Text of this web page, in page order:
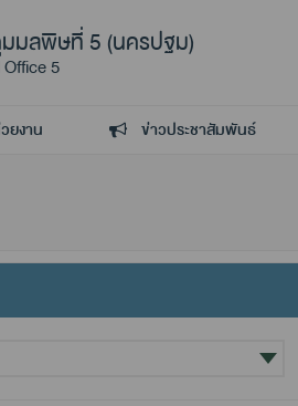
มมลพิษที่ 5 (นครปฐม)
5
ยงาน ข่าวประชาสัมพันธ์